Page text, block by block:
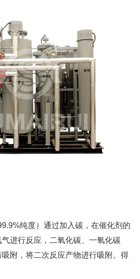
纯度）通过加入碳，在催化剂的
进行反应，二氧化碳、一氧化碳
附，将二次反应产物进行吸附。得